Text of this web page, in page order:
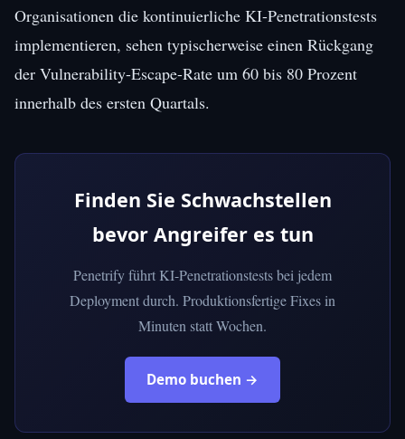
Organisationen die kontinuierliche KI-Penetrationstests
implementieren, sehen typischerweise einen Rückgang
der Vulnerability-Escape-Rate um 60 bis 80 Prozent
innerhalb des ersten Quartals.
Finden Sie Schwachstellen
bevor Angreifer es tun
Penetrify führt KI-Penetrationstests bei jedem
Deployment durch. Produktionsfertige Fixes in
Minuten statt Wochen.
Demo buchen →